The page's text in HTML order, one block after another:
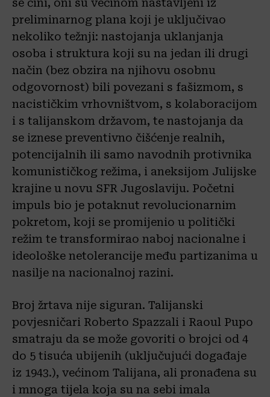
se čini, oni su većinom nastavljeni iz
preliminarnog plana koji je uključivao
nekoliko težnji: nastojanja uklanjanja
osoba i struktura koji su na jedan ili drugi
način (bez obzira na njihovu osobnu
odgovornost) bili povezani s fašizmom, s
nacističkim vrhovništvom, s kolaboracijom
i s talijanskom državom, te nastojanja da
se iznese preventivno čišćenje realnih,
potencijalnih ili samo navodnih protivnika
komunističkog režima, i aneksijom Julijske
krajine u novu SFR Jugoslaviju. Početni
impuls bio je potaknut revolucionarnim
pokretom, koji se promijenio u politički
režim te transformirao naboj nacionalne i
ideološke netolerancije među partizanima u
nasilje na nacionalnoj razini.
Broj žrtava nije siguran. Talijanski
povjesničari Roberto Spazzali i Raoul Pupo
smatraju da se može govoriti o brojci od 4
do 5 tisuća ubijenih (uključujući događaje
iz 1943.), većinom Talijana, ali pronađena su
i mnoga tijela koja su na sebi imala